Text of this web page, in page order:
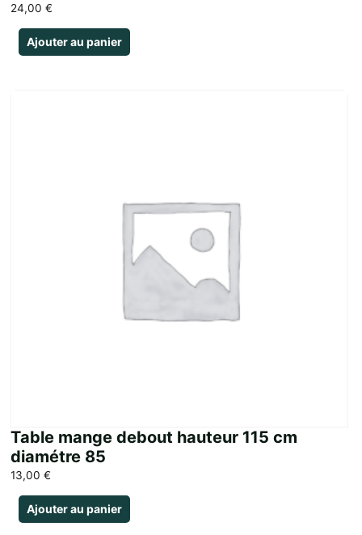
24,00 €
Ajouter au panier
Table mange debout hauteur 115 cm
diamétre 85
13,00 €
Ajouter au panier